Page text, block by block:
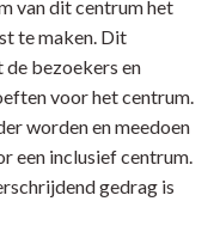
van dit centrum het
te maken. Dit
bezoekers en
voor het centrum.
worden en meedoen
een inclusief centrum.
gedrag is